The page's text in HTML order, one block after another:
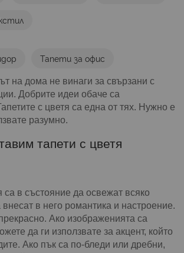
Тапети за офис
на дома не винаги за свързани с
Добрите идеи обаче са
с цветя са една от тях. Нужно е
разумно.
тапети с цветя
са в състояние да освежат всяко
в него романтика и настроение.
Ако изображенията са
да ги използвате за акцент, който
Ако пък са по-бледи или дребни,